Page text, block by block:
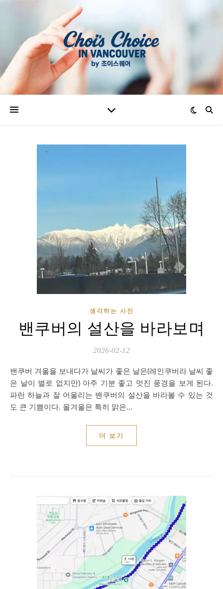
생각하는 사진
밴쿠버의 설산을 바라보며
2026-02-12
밴쿠버 겨울을 보내다가 날씨가 좋은 날은(레인쿠버라 날씨 좋
은 날이 별로 없지만) 아주 기분 좋고 멋진 풍경을 보게 된다.
파란 하늘과 잘 어울리는 밴쿠버의 설산을 바라볼 수 있는 것
도 큰 기쁨이다. 올겨울은 특히 맑은…
더 보기